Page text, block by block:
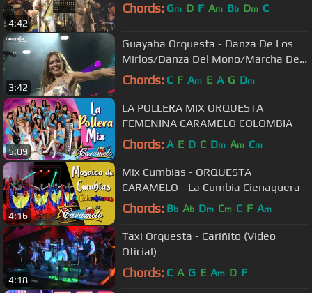
4:42
Chords: Gm D F Am Bb Dm C
3:42
Guayaba Orquesta - Danza De Los
Mirlos/Danza Del Mono/Marcha Del
Pato (En Vivo)
Chords: C F Am E A G Dm
5:09
LA POLLERA MIX ORQUESTA
FEMENINA CARAMELO COLOMBIA
Chords: A E D C Dm Am Cm
4:16
Mix Cumbias - ORQUESTA
CARAMELO - La Cumbia Cienaguera
Chords: Bb Ab Dm Cm C F Am
4:18
Taxi Orquesta - Cariñito (Video
Oficial)
Chords: C A G E Am D F